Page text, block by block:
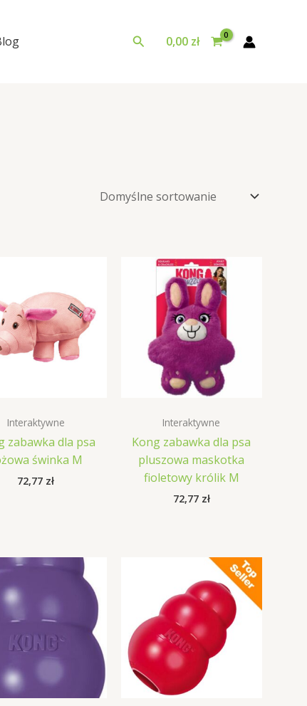
Szukaj0,00 zł
Interaktywne
zabawka dla psa
świnka M
72,77 zł
Interaktywne
Kong zabawka dla psa
pluszowa maskotka
fioletowy królik M
72,77 zł